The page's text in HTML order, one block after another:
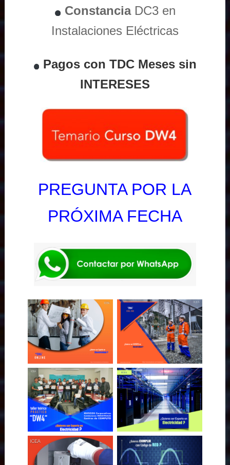
ConstanciaDC3 en
Instalaciones Eléctricas
Pagos con TDC Meses sin
INTERESES
PREGUNTA POR LA
PRÓXIMA FECHA